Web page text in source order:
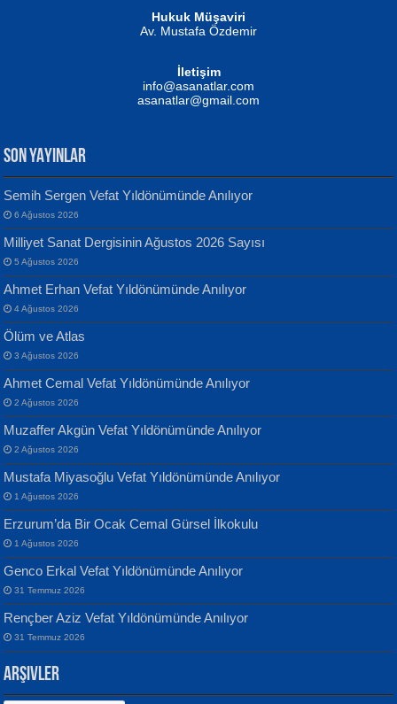
MUSTAFA KELOĞLU
Yarına İz Bırakmak...
ATİLLA ÖZEN
Sultan Olmadan Önce Eyüp...
EKREM KARABABA
Yılmaz Ekinci
Geceye Söylenen...
Banu Sancak
Defterimden İçeri...
İsmail Aydos
İnkisar...
Hukuk Müşaviri
Av. Mustafa Özdemir
İletişim
info@asanatlar.com
asanatlar@gmail.com
SON YAYINLAR
Semih Sergen Vefat Yıldönümünde Anılıyor
6 Ağustos 2026
Milliyet Sanat Dergisinin Ağustos 2026 Sayısı
5 Ağustos 2026
Ahmet Erhan Vefat Yıldönümünde Anılıyor
4 Ağustos 2026
Ölüm ve Atlas
3 Ağustos 2026
Ahmet Cemal Vefat Yıldönümünde Anılıyor
2 Ağustos 2026
Muzaffer Akgün Vefat Yıldönümünde Anılıyor
2 Ağustos 2026
Mustafa Miyasoğlu Vefat Yıldönümünde Anılıyor
1 Ağustos 2026
Erzurum’da Bir Ocak Cemal Gürsel İlkokulu
1 Ağustos 2026
Genco Erkal Vefat Yıldönümünde Anılıyor
31 Temmuz 2026
Rençber Aziz Vefat Yıldönümünde Anılıyor
31 Temmuz 2026
Arşivler